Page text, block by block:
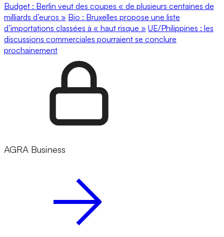
Budget : Berlin veut des coupes « de plusieurs centaines de
milliards d’euros » Bio : Bruxelles propose une liste
d’importations classées à « haut risque » UE/Philippines : les
discussions commerciales pourraient se conclure
prochainement
AGRA Business